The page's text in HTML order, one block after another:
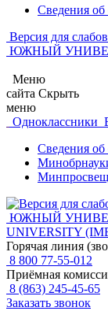
Сведения об
Версия для
ЮЖНЫЙ
Меню
сайта Скрыть
меню
Одноклассники
Сведения об
ЮЖНЫЙ
UNIVERSITY
Горячая линия
8 800 77-55-012
Приёмная
8 (863) 245-45-65
Заказать звонок